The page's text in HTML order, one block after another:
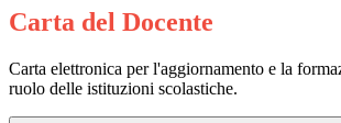
Carta del Docente
Carta elettronica per l'aggiornamento e la
ruolo delle istituzioni scolastiche.